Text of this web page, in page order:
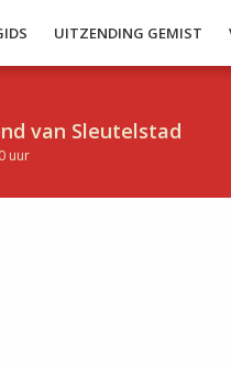
UITZENDING GEMIST
van Sleutelstad
uur